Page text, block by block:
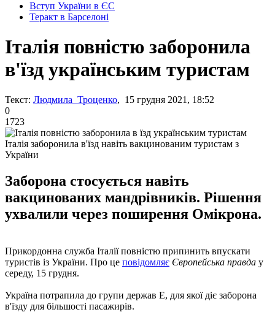
Вступ України в ЄС
Теракт в Барселоні
Італія повністю заборонила
в'їзд українським туристам
Текст: Людмила Троценко, 15 грудня 2021, 18:52
0
1723
Італія заборонила в'їзд навіть вакцинованим туристам з
України
Заборона стосується навіть
вакцинованих мандрівників. Рішення
ухвалили через поширення Омікрона.
Прикордонна служба Італії повністю припинить впускати
туристів із України. Про це повідомляє Європейська правда у
середу, 15 грудня.
Україна потрапила до групи держав Е, для якої діє заборона
в'їзду для більшості пасажирів.